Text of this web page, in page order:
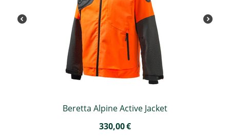
Beretta Alpine Active Jacket
330,00€